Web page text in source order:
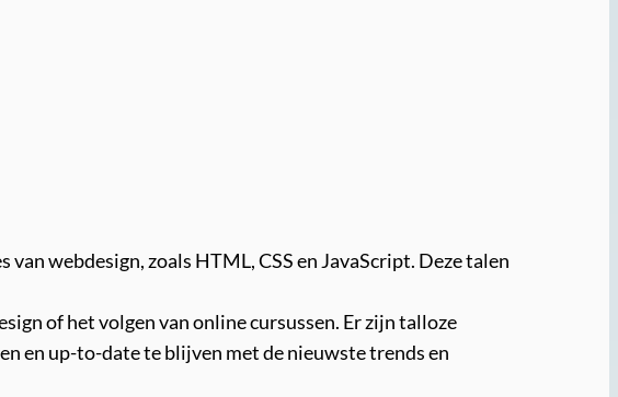
webdesign, zoals HTML, CSS en JavaScript. Deze talen
of het volgen van online cursussen. Er zijn talloze
en up-to-date te blijven met de nieuwste trends en